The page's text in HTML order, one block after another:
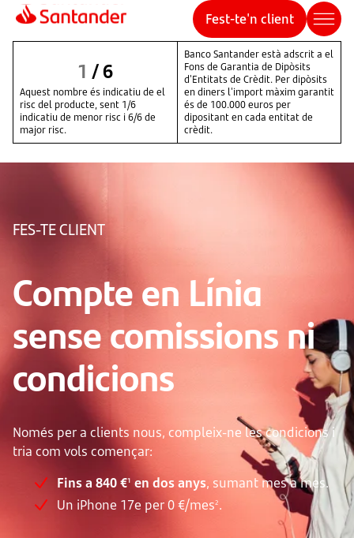
Fest-te'n client
1 /6
Aquest nombre és indicatiu de el
risc del producte, sent 1/6
indicatiu de menor risc i 6/6 de
major risc.
Banco Santander està adscrit a el
Fons de Garantia de Dipòsits
d'Entitats de Crèdit. Per dipòsits
en diners l'import màxim garantit
és de 100.000 euros per
dipositant en cada entitat de
crèdit.
FES-TE CLIENT
Compte en Línia
sense comissions ni
condicions
Només per a clients nous, compleix-ne les condicions i
tria com vols començar:
Fins a 840 €1 en dos anys, sumant mes a mes.
Un iPhone 17e per 0 €/mes2.